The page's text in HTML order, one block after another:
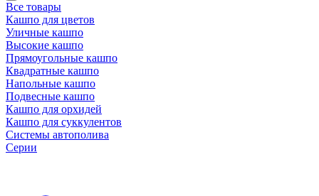
Все товары
Кашпо для цветов
Уличные кашпо
Высокие кашпо
Прямоугольные кашпо
Квадратные кашпо
Напольные кашпо
Подвесные кашпо
Кашпо для орхидей
Кашпо для суккулентов
Системы автополива
Серии